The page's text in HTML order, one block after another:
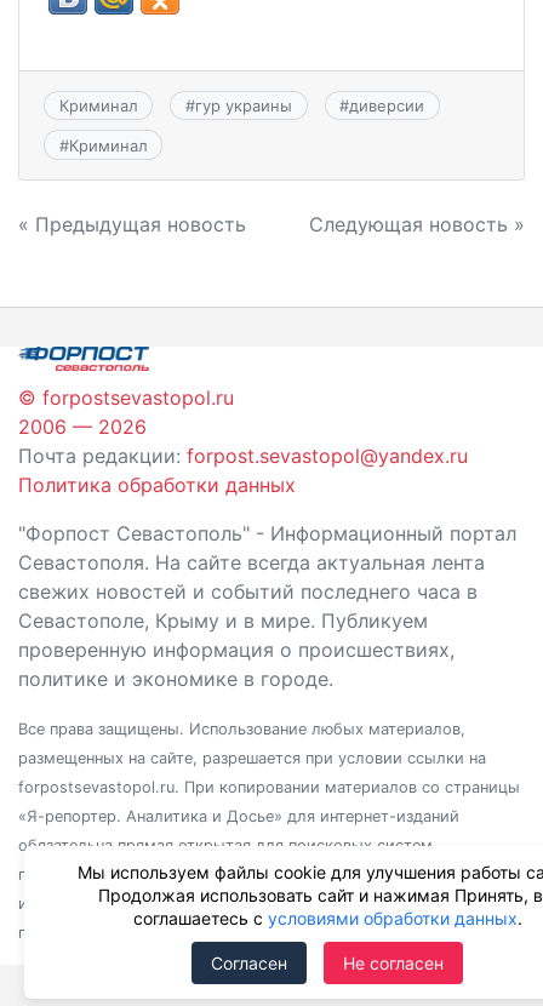
Криминал #гур украины #диверсии
#Криминал
Навигация
записям
« Предыдущая новость Следующая новость »
© forpostsevastopol.ru
2006 — 2026
Почта редакции: forpost.sevastopol@yandex.ru
Политика обработки данных
"Форпост Севастополь" - Информационный портал
Севастополя. На сайте всегда актуальная лента
свежих новостей и событий последнего часа в
Севастополе, Крыму и в мире. Публикуем
проверенную информация о происшествиях,
политике и экономике в городе.
Все права защищены. Использование любых материалов,
размещенных на сайте, разрешается при условии ссылки на
forpostsevastopol.ru. При копировании материалов со страницы
«Я-репортер. Аналитика и Досье» для интернет-изданий
обязательна прямая открытая для поисковых систем
гиперссылка. Независимо от полного или частичного
использования материалов, ссылка должна быть размещена в
подзаголовке или первом абзаце материала.
Мы используем файлы cookie для улучшения работы
Продолжая использовать сайт и нажимая Принять,
соглашаетесь с условиями обработки данных.
Согласен Не согласен